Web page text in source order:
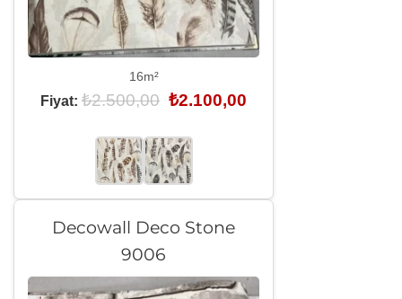
16m²
Fiyat:₺2.500,00 Orijinal
₺2.100,00Şu
Decowall Deco Stone
9006